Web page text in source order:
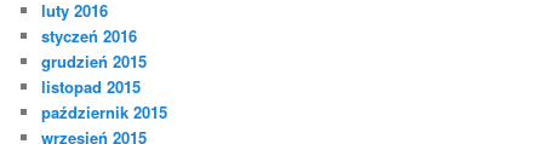
luty 2016
styczeń 2016
grudzień 2015
listopad 2015
październik 2015
wrzesień 2015